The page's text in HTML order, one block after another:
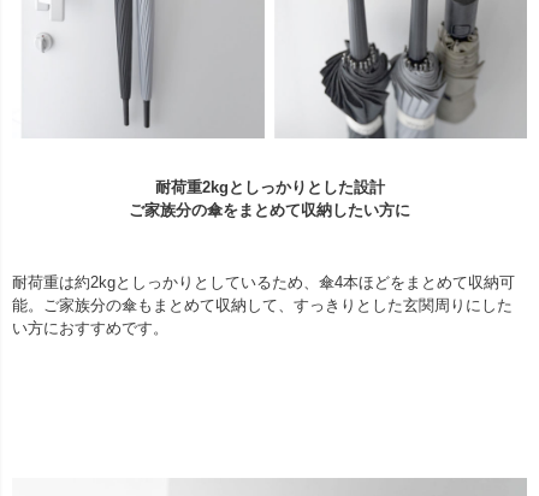
耐荷重2kgとしっかりとした設計
ご家族分の傘をまとめて収納したい方に
耐荷重は約2kgとしっかりとしているため、傘4本ほどをまとめて収納可
能。ご家族分の傘もまとめて収納して、すっきりとした玄関周りにした
い方におすすめです。